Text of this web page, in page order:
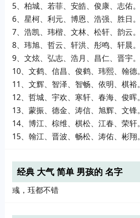
5、柏城、若菲、安皓、俊康、志佑。
6、星柯、利元、博恩、浩强、胜日。
7、浩凯、玮楷、文林、松轩、韵云。
8、玮旭、哲云、轩洪、彤鸣、轩晨。
9、文炫、弘志、浩月、昌仁、晋宇。
10、文鹤、信昌、俊鹤、玮熙、翰德。
11、文辉、智泽、智畅、依明、棋裕。
12、哲城、宇欢、寒轩、春海、俊晖。
13、蒙振、德金、涛信、旭辉、文锋。
14、博江、棕维、棋松、江春、荣轩。
15、翰江、晋波、畅松、涛佑、彬翔。
经典 大气 简单 男孩的 名字
彧，珏都不错